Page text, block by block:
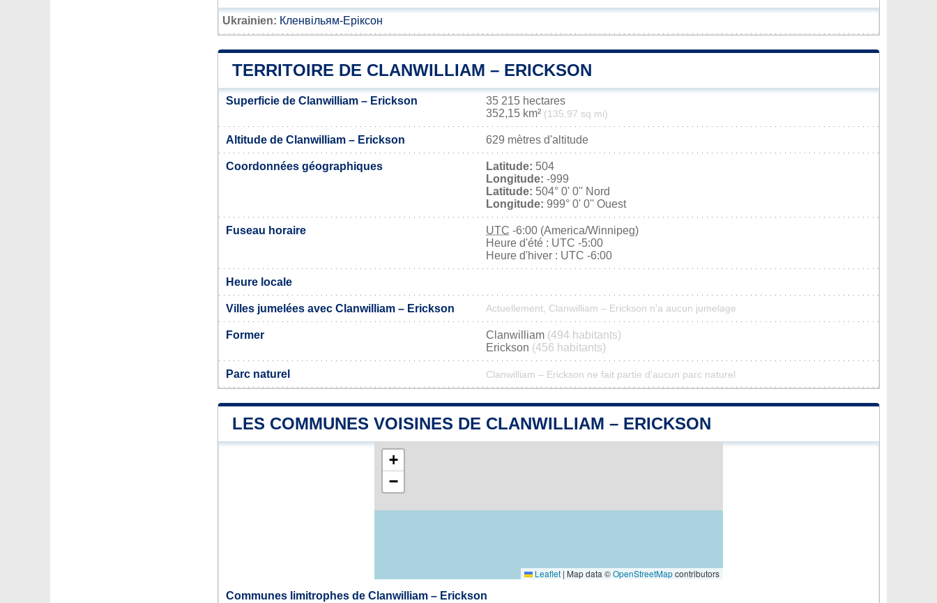
Ukrainien: Кленвільям-Еріксон
TERRITOIRE DE CLANWILLIAM – ERICKSON
Superficie de Clanwilliam – Erickson
35 215 hectares
352,15 km² (135,97 sq mi)
Altitude de Clanwilliam – Erickson 629 mètres d'altitude
Coordonnées géographiques Latitude: 504
Longitude: -999
Latitude: 504° 0' 0'' Nord
Longitude: 999° 0' 0'' Ouest
Fuseau horaire UTC -6:00 (America/Winnipeg)
Heure d'été : UTC -5:00
Heure d'hiver : UTC -6:00
Heure locale
Villes jumelées avec Clanwilliam – Erickson Actuellement, Clanwilliam – Erickson n'a aucun jumelage
Former Clanwilliam (494 habitants)
Erickson (456 habitants)
Parc naturel Clanwilliam – Erickson ne fait partie d'aucun parc naturel
LES COMMUNES VOISINES DE CLANWILLIAM – ERICKSON
+
−
Leaflet | Map data ©OpenStreetMapcontributors
Communes limitrophes de Clanwilliam – Erickson